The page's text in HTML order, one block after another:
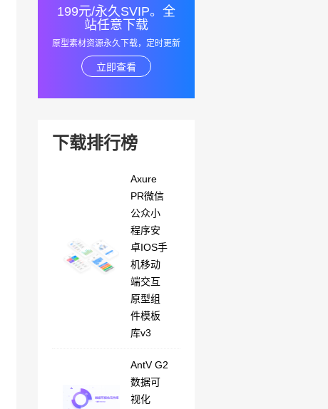
199元/永久SVIP。全
站任意下载
原型素材资源永久下载，定时更新
立即查看
下载排行榜
Axure
PR微信
公众小
程序安
卓IOS手
机移动
端交互
原型组
件模板
库v3
AntV G2
数据可
视化